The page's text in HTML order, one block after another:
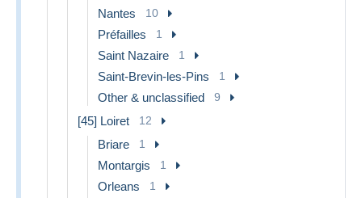
Nantes 10
Préfailles 1
Saint Nazaire 1
Saint-Brevin-les-Pins 1
Other & unclassified 9
[45] Loiret 12
Briare 1
Montargis 1
Orleans 1